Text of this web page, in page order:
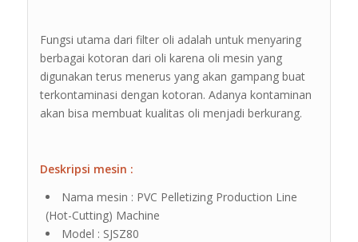
Fungsi utama dari filter oli adalah untuk menyaring
berbagai kotoran dari oli karena oli mesin yang
digunakan terus menerus yang akan gampang buat
terkontaminasi dengan kotoran. Adanya kontaminan
akan bisa membuat kualitas oli menjadi berkurang.
Deskripsi mesin :
Nama mesin : PVC Pelletizing Production Line
(Hot-Cutting) Machine
Model : SJSZ80